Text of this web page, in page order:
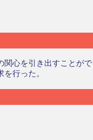
心を引き出すことが
行った。